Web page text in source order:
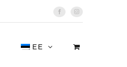
FacebookInstagram
EE